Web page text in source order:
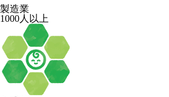
製造業
1000人以上